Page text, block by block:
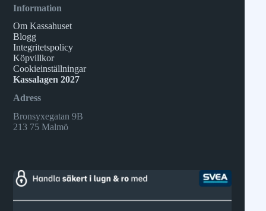
Information
Om Kassahuset
Blogg
Integritetspolicy
Köpvillkor
Cookieinställningar
Kassalagen 2027
Adress
Bronsyxegatan 9B
213 75 Malmö